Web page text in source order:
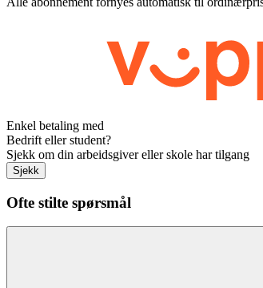
Enkel betaling med
Bedrift eller student?
Sjekk om din arbeidsgiver eller skole har tilgang
Sjekk
Ofte stilte spørsmål